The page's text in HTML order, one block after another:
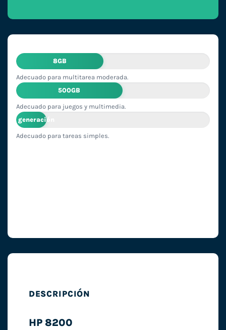
8GB
Adecuado para multitarea moderada.
500GB
Adecuado para juegos y multimedia.
2ª generación
Adecuado para tareas simples.
DESCRIPCIÓN
HP 8200